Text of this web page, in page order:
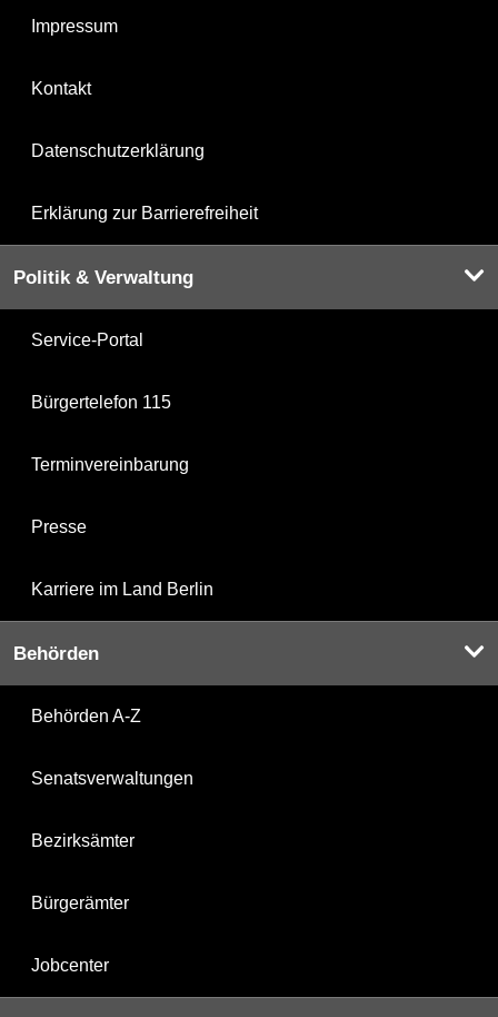
Impressum
Kontakt
Datenschutzerklärung
Erklärung zur Barrierefreiheit
Politik & Verwaltung
Service-Portal
Bürgertelefon 115
Terminvereinbarung
Presse
Karriere im Land Berlin
Behörden
Behörden A-Z
Senatsverwaltungen
Bezirksämter
Bürgerämter
Jobcenter